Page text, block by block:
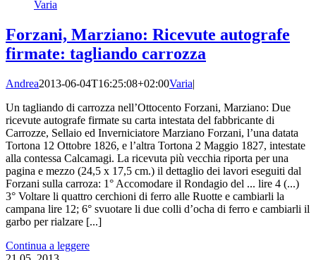
Varia
Forzani, Marziano: Ricevute autografe
firmate: tagliando carrozza
Andrea2013-06-04T16:25:08+02:00Varia|
Un tagliando di carrozza nell’Ottocento Forzani, Marziano: Due
ricevute autografe firmate su carta intestata del fabbricante di
Carrozze, Sellaio ed Inverniciatore Marziano Forzani, l’una datata
Tortona 12 Ottobre 1826, e l’altra Tortona 2 Maggio 1827, intestate
alla contessa Calcamagi. La ricevuta più vecchia riporta per una
pagina e mezzo (24,5 x 17,5 cm.) il dettaglio dei lavori eseguiti dal
Forzani sulla carroza: 1° Accomodare il Rondagio del ... lire 4 (...)
3° Voltare li quattro cerchioni di ferro alle Ruotte e cambiarli la
campana lire 12; 6° svuotare li due colli d’ocha di ferro e cambiarli il
garbo per rialzare [...]
Continua a leggere